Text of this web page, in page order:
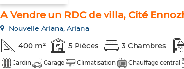
A Vendre un RDC de villa, Cité
Nouvelle Ariana, Ariana
400 m² 5 Pièces 3 Chambres
Jardin Garage Climatisation Chauffage central